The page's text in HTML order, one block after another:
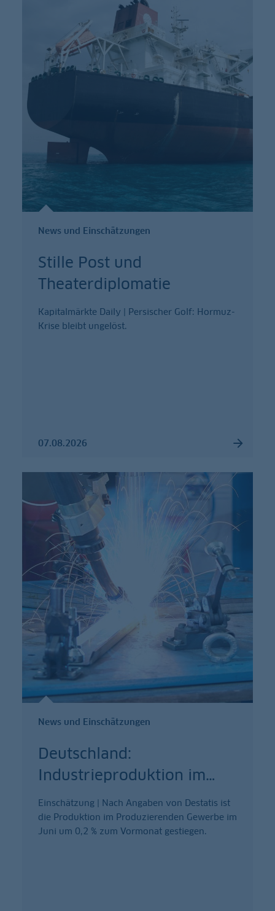
News und Einschätzungen
Stille Post und
Theaterdiplomatie
Kapitalmärkte Daily | Persischer Golf: Hormuz-
Krise bleibt ungelöst.
07.08.2026
News und Einschätzungen
Deutschland:
Industrieproduktion im…
Einschätzung | Nach Angaben von Destatis ist
die Produktion im Produzierenden Gewerbe im
Juni um 0,2 % zum Vormonat gestiegen.